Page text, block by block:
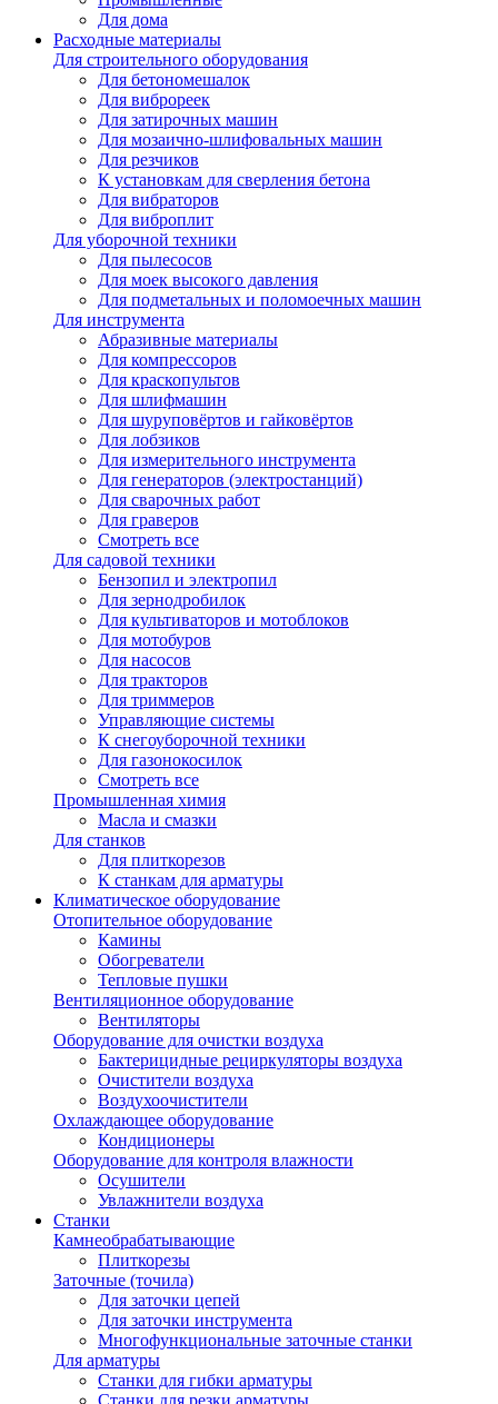
Для дома
Расходные материалы
Для строительного оборудования
Для бетономешалок
Для виброреек
Для затирочных машин
Для мозаично-шлифовальных машин
Для резчиков
К установкам для сверления бетона
Для вибраторов
Для виброплит
Для уборочной техники
Для пылесосов
Для моек высокого давления
Для подметальных и поломоечных машин
Для инструмента
Абразивные материалы
Для компрессоров
Для краскопультов
Для шлифмашин
Для шуруповёртов и гайковёртов
Для лобзиков
Для измерительного инструмента
Для генераторов (электростанций)
Для сварочных работ
Для граверов
Смотреть все
Для садовой техники
Бензопил и электропил
Для зернодробилок
Для культиваторов и мотоблоков
Для мотобуров
Для насосов
Для тракторов
Для триммеров
Управляющие системы
К снегоуборочной техники
Для газонокосилок
Смотреть все
Промышленная химия
Масла и смазки
Для станков
Для плиткорезов
К станкам для арматуры
Климатическое оборудование
Отопительное оборудование
Камины
Обогреватели
Тепловые пушки
Вентиляционное оборудование
Вентиляторы
Оборудование для очистки воздуха
Бактерицидные рециркуляторы воздуха
Очистители воздуха
Воздухоочистители
Охлаждающее оборудование
Кондиционеры
Оборудование для контроля влажности
Осушители
Увлажнители воздуха
Станки
Камнеобрабатывающие
Плиткорезы
Заточные (точила)
Для заточки цепей
Для заточки инструмента
Многофункциональные заточные станки
Для арматуры
Станки для гибки арматуры
Станки для резки арматуры